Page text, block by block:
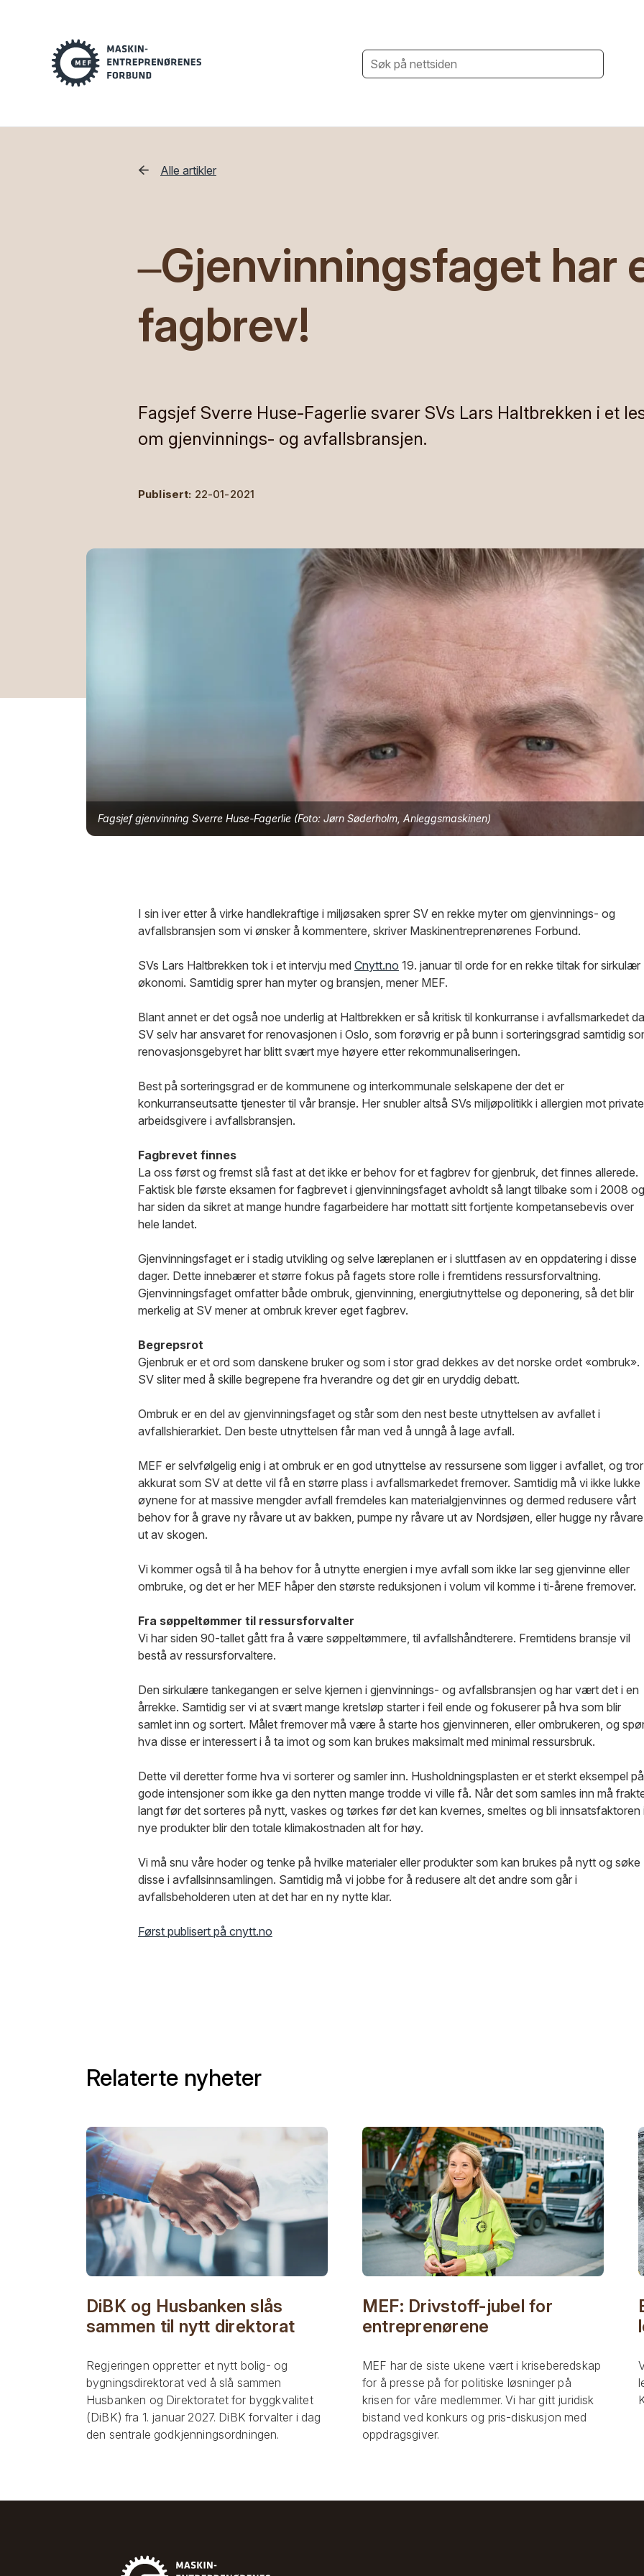
Alle artikler
‒Gjenvinningsfaget har
fagbrev!
Fagsjef Sverre Huse-Fagerlie svarer SVs Lars Haltbrekken i et
om gjenvinnings- og avfallsbransjen.
Publisert: 22-01-2021
Fagsjef gjenvinning Sverre Huse-Fagerlie (Foto: Jørn Søderholm, Anleggsmaskinen)
I sin iver etter å virke handlekraftige i miljøsaken sprer SV en rekke myter om gjenvinnings- og
avfallsbransjen som vi ønsker å kommentere, skriver Maskinentreprenørenes Forbund.
SVs Lars Haltbrekken tok i et intervju med Cnytt.no 19. januar til orde for en rekke tiltak for sirkulær
økonomi. Samtidig sprer han myter og bransjen, mener MEF.
Blant annet er det også noe underlig at Haltbrekken er så kritisk til konkurranse i avfallsmarkedet da
SV selv har ansvaret for renovasjonen i Oslo, som forøvrig er på bunn i sorteringsgrad samtidig
renovasjonsgebyret har blitt svært mye høyere etter rekommunaliseringen.
Best på sorteringsgrad er de kommunene og interkommunale selskapene der det er
konkurranseutsatte tjenester til vår bransje. Her snubler altså SVs miljøpolitikk i allergien mot private
arbeidsgivere i avfallsbransjen.
Fagbrevet finnes
La oss først og fremst slå fast at det ikke er behov for et fagbrev for gjenbruk, det finnes allerede.
Faktisk ble første eksamen for fagbrevet i gjenvinningsfaget avholdt så langt tilbake som i 2008 og
har siden da sikret at mange hundre fagarbeidere har mottatt sitt fortjente kompetansebevis over
hele landet.
Gjenvinningsfaget er i stadig utvikling og selve læreplanen er i sluttfasen av en oppdatering i disse
dager. Dette innebærer et større fokus på fagets store rolle i fremtidens ressursforvaltning.
Gjenvinningsfaget omfatter både ombruk, gjenvinning, energiutnyttelse og deponering, så det blir
merkelig at SV mener at ombruk krever eget fagbrev.
Begrepsrot
Gjenbruk er et ord som danskene bruker og som i stor grad dekkes av det norske ordet «ombruk».
SV sliter med å skille begrepene fra hverandre og det gir en uryddig debatt.
Ombruk er en del av gjenvinningsfaget og står som den nest beste utnyttelsen av avfallet i
avfallshierarkiet. Den beste utnyttelsen får man ved å unngå å lage avfall.
MEF er selvfølgelig enig i at ombruk er en god utnyttelse av ressursene som ligger i avfallet, og tror
akkurat som SV at dette vil få en større plass i avfallsmarkedet fremover. Samtidig må vi ikke lukke
øynene for at massive mengder avfall fremdeles kan materialgjenvinnes og dermed redusere vårt
behov for å grave ny råvare ut av bakken, pumpe ny råvare ut av Nordsjøen, eller hugge ny råvare
ut av skogen.
Vi kommer også til å ha behov for å utnytte energien i mye avfall som ikke lar seg gjenvinne eller
ombruke, og det er her MEF håper den største reduksjonen i volum vil komme i ti-årene fremover.
Fra søppeltømmer til ressursforvalter
Vi har siden 90-tallet gått fra å være søppeltømmere, til avfallshåndterere. Fremtidens bransje vil
bestå av ressursforvaltere.
Den sirkulære tankegangen er selve kjernen i gjenvinnings- og avfallsbransjen og har vært det i en
årrekke. Samtidig ser vi at svært mange kretsløp starter i feil ende og fokuserer på hva som blir
samlet inn og sortert. Målet fremover må være å starte hos gjenvinneren, eller ombrukeren, og
hva disse er interessert i å ta imot og som kan brukes maksimalt med minimal ressursbruk.
Dette vil deretter forme hva vi sorterer og samler inn. Husholdningsplasten er et sterkt eksempel på
gode intensjoner som ikke ga den nytten mange trodde vi ville få. Når det som samles inn må
langt før det sorteres på nytt, vaskes og tørkes før det kan kvernes, smeltes og bli innsatsfaktoren i
nye produkter blir den totale klimakostnaden alt for høy.
Vi må snu våre hoder og tenke på hvilke materialer eller produkter som kan brukes på nytt og søke
disse i avfallsinnsamlingen. Samtidig må vi jobbe for å redusere alt det andre som går i
avfallsbeholderen uten at det har en ny nytte klar.
Først publisert på cnytt.no
Relaterte nyheter
DiBK og Husbanken slås
sammen til nytt direktorat
Regjeringen oppretter et nytt bolig- og
bygningsdirektorat ved å slå sammen
Husbanken og Direktoratet for byggkvalitet
(DiBK) fra 1. januar 2027. DiBK forvalter i dag
den sentrale godkjenningsordningen.
MEF: Drivstoff-jubel for
entreprenørene
MEF har de siste ukene vært i kriseberedskap
for å presse på for politiske løsninger på
krisen for våre medlemmer. Vi har gitt juridisk
bistand ved konkurs og pris-diskusjon med
oppdragsgiver.